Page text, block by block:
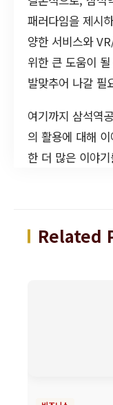
패러다임을 제시
양한 서비스와
위한 큰 도움이
발맞추어 나갈 필
여기까지 삼석역
의 활용에 대해
한 더 많은 이야
Related